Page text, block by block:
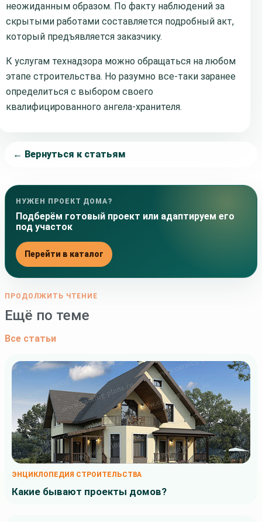
← Вернуться к статьям
НУЖЕН ПРОЕКТ ДОМА?
Подберём готовый проект или адаптируем его
под участок
Перейти в каталог
неожиданным образом. По ­факту наблюдений за
скрытыми работами составляется подробный акт,
который предъявляется заказчику.
К услугам технадзора можно обращаться на любом
этапе строительства. Но разумно все-таки заранее
определиться с выбором своего
квалифицированного ангела-хранителя.
ПРОДОЛЖИТЬ ЧТЕНИЕ
Ещё по теме
Все статьи
ЭНЦИКЛОПЕДИЯ СТРОИТЕЛЬСТВА
Какие бывают проекты домов?